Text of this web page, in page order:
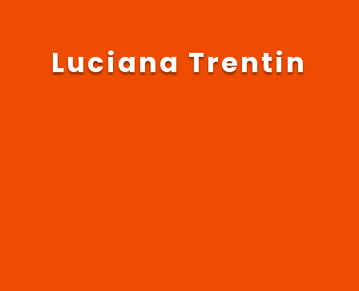
Luciana Trentin